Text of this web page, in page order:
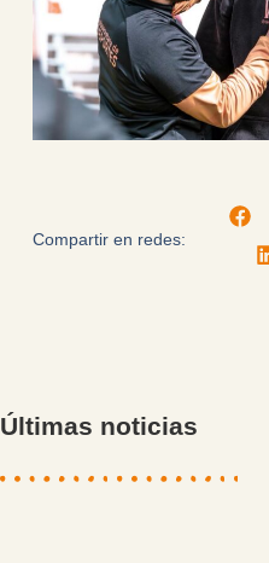
Compartir en redes:
Últimas noticias